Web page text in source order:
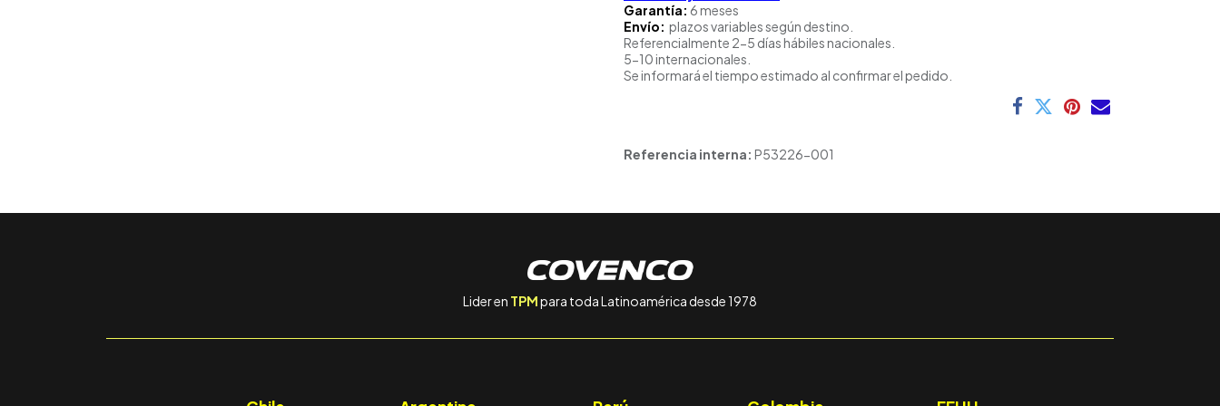
Garantía: 6 meses
Envío: plazos variables según destino.
Referencialmente 2-5 días hábiles nacionales.
5-10 internacionales.
Se informará el tiempo estimado al confirmar el pedido.
Referencia interna: P53226-001
Lider en TPMpara toda Latinoamérica desde 1978